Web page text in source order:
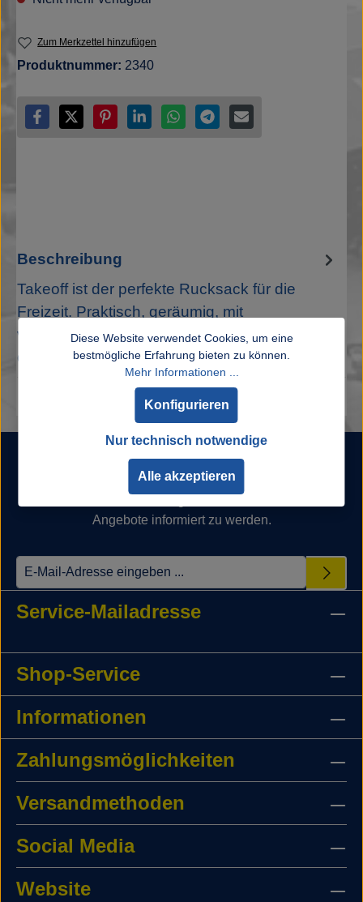
Zum Merkzettel hinzufügen
Produktnummer: 2340
Beschreibung
Takeoff ist der perfekte Rucksack für die
Freizeit. Praktisch, geräumig, mit
verschiedenen Fächern und Taschen, in
denen Si…Mehr
Newsletter
Abonnieren Sie jetzt unseren regelmäßig erscheinenden
Angebote informiert zu werden.
Service-Mailadresse
Shop-Service
Informationen
Zahlungsmöglichkeiten
Versandmethoden
Social Media
Website
Diese Website verwendet Cookies, um eine
bestmögliche Erfahrung bieten zu können.
Mehr Informationen ...
Nur technisch notwendige
Konfigurieren
Alle akzeptieren